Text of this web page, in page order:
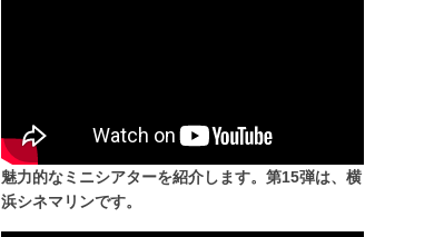
魅力的なミニシアターを紹介します。第15弾は、横
浜シネマリンです。